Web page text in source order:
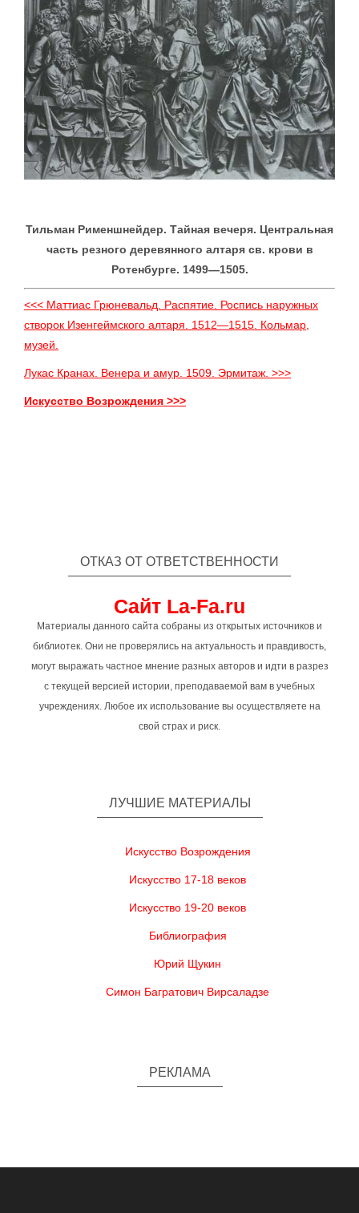
Тильман Рименшнейдер. Тайная вечеря. Центральная
часть резного деревянного алтаря св. крови в
Ротенбурге. 1499—1505.
<<< Маттиас Грюневальд. Распятие. Роспись наружных
створок Изенгеймского алтаря. 1512—1515. Кольмар,
музей.
Лукас Кранах. Венера и амур. 1509. Эрмитаж. >>>
Искусство Возрождения >>>
ОТКАЗ ОТ ОТВЕТСТВЕННОСТИ
Сайт La-Fa.ru
Материалы данного сайта собраны из открытых источников и
библиотек. Они не проверялись на актуальность и правдивость,
могут выражать частное мнение разных авторов и идти в разрез
с текущей версией истории, преподаваемой вам в учебных
учреждениях. Любое их использование вы осуществляете на
свой страх и риск.
ЛУЧШИЕ МАТЕРИАЛЫ
Искусство Возрождения
Искусство 17-18 веков
Искусство 19-20 веков
Библиография
Юрий Щукин
Симон Багратович Вирсаладзе
РЕКЛАМА